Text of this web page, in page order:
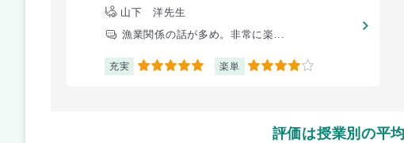
山下 洋先生
漁業関係の話が多め。非常に楽...
充実 5 楽単 4
評価は授業別の平